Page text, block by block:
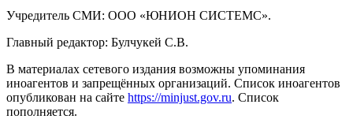
Учредитель СМИ: ООО «ЮНИОН СИСТЕМС».
Главный редактор: Булчукей С.В.
В материалах сетевого издания возможны упоминания
иноагентов и запрещённых организаций. Список иноагентов
опубликован на сайте https://minjust.gov.ru. Список
пополняется.